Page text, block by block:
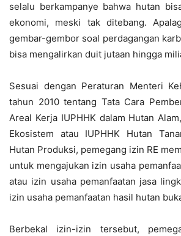
selalu berkampanye bahwa hutan
ekonomi, meski tak ditebang.
gembar-gembor soal perdagangan
bisa mengalirkan duit jutaan hingga
Sesuai dengan Peraturan Menteri
tahun 2010 tentang Tata Cara
Areal Kerja IUPHHK dalam Hutan
Ekosistem atau IUPHHK Hutan
Hutan Produksi, pemegang izin RE
untuk mengajukan izin usaha
atau izin usaha pemanfaatan jasa
izin usaha pemanfaatan hasil hutan
Berbekal izin-izin tersebut,